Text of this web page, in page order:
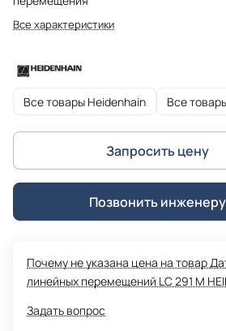
Все характеристики
Все товары Heidenhain Все
Запросить цену
Позвонить инженеру
Почему не указана цена на товар
линейных перемещений LC 291 M
Задать вопрос